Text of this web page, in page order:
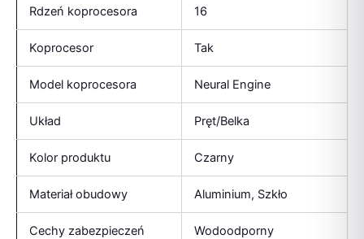
Rdzeń koprocesora 16
Koprocesor Tak
Model koprocesora Neural Engine
Układ Pręt/Belka
Kolor produktu Czarny
Materiał obudowy Aluminium, Szkło
Cechy zabezpieczeń Wodoodporny